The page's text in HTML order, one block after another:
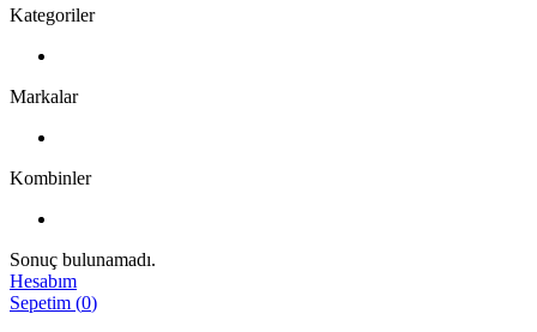
Kategoriler
Markalar
Kombinler
Sonuç bulunamadı.
Hesabım
Sepetim (0)